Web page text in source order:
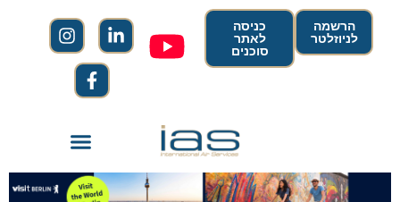
הרשמה
לניוזלטר
כניסה
לאתר
סוכנים